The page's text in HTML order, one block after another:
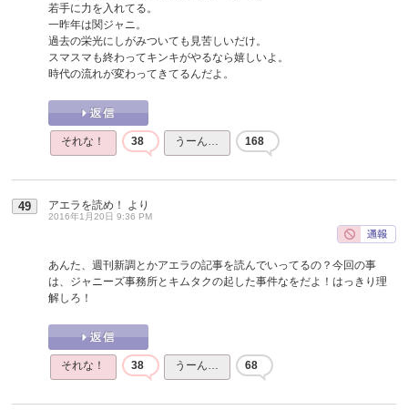
若手に力を入れてる。
一昨年は関ジャニ。
過去の栄光にしがみついても見苦しいだけ。
スマスマも終わってキンキがやるなら嬉しいよ。
時代の流れが変わってきてるんだよ。
それな！ 38 うーん… 168
49 アエラを読め！ より
2016年1月20日 9:36 PM
あんた、週刊新調とかアエラの記事を読んでいってるの？今回の事
は、ジャニーズ事務所とキムタクの起した事件なをだよ！はっきり理
解しろ！
それな！ 38 うーん… 68